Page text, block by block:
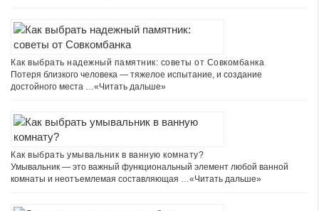
Как выбрать надежный памятник: советы от Совкомбанка
Потеря близкого человека — тяжелое испытание, и создание
достойного места … «Читать дальше»
Как выбрать умывальник в ванную комнату?
Умывальник — это важный функциональный элемент любой ванной
комнаты и неотъемлемая составляющая … «Читать дальше»